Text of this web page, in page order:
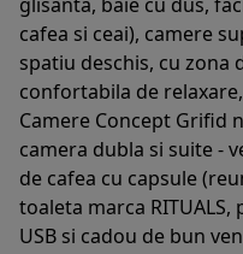
cafea si ceai), camere
spatiu deschis, cu zona
confortabila de
Camere Concept Grifid
camera dubla si suite -
de cafea cu capsule
toaleta marca
USB si cadou de bun